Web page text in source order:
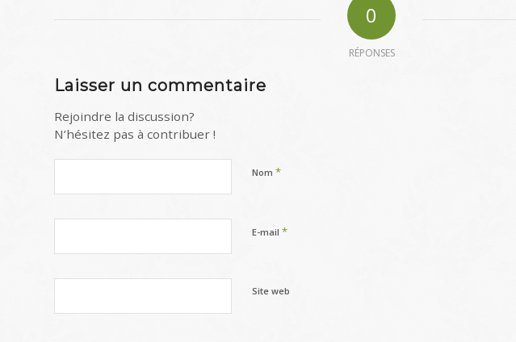
0
RÉPONSES
Laisser un commentaire
Rejoindre la discussion?
N’hésitez pas à contribuer !
Nom *
E-mail *
Site web